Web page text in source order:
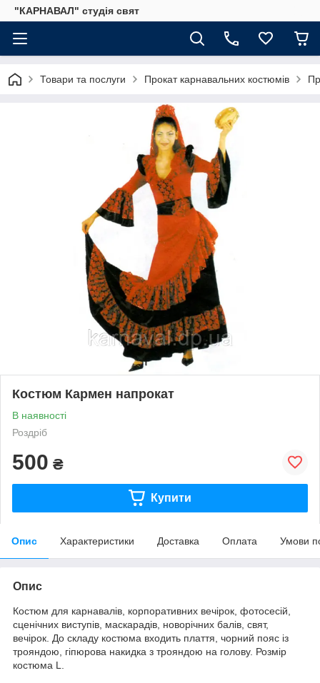
"КАРНАВАЛ" студія свят
Товари та послуги Прокат карнавальних костюмів
Костюм Кармен напрокат
В наявності
Роздріб
500 ₴
Купити
Опис Характеристики Доставка Оплата Умови
Опис
Костюм для карнавалів, корпоративних вечірок, фотосесій,
сценічних виступів, маскарадів, новорічних балів, свят,
вечірок. До складу костюма входить плаття, чорний пояс із
трояндою, гіпюрова накидка з трояндою на голову. Розмір
костюма L.